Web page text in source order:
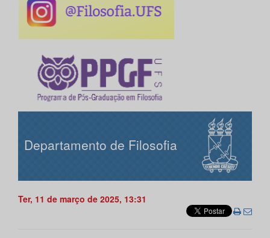
Departamento de Filosofia
Ter, 11 de março de 2025, 13:31